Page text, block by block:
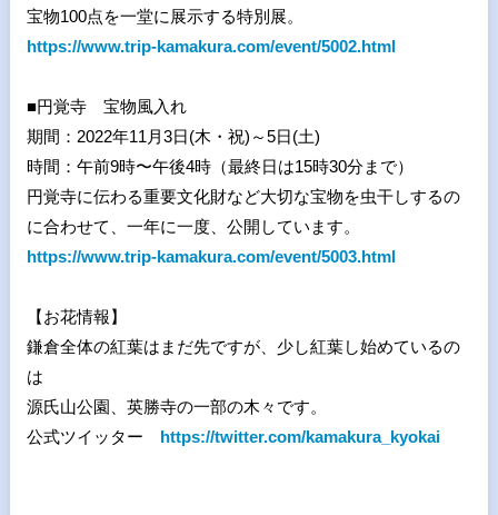
宝物100点を一堂に展示する特別展。
https://www.trip-kamakura.com/event/5002.html
■円覚寺 宝物風入れ
期間： 2022年11 月3日(木・祝) ～5日(土)
時間：午前9時〜午後4時（最終日は15時30分まで）
円覚寺に伝わる重要文化財など大切な宝物を虫干しするの
に合わせて、一年に一度、公開しています。
https://www.trip-kamakura.com/event/5003.html
【お花情報】
鎌倉全体の紅葉はまだ先ですが、少し紅葉し始めているの
は
源氏山公園、英勝寺の一部の木々です。
公式ツイッター https://twitter.com/kamakura_kyokai